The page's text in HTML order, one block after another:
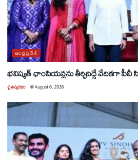
ఆంధ్రప్రదేశ్
భవిష్యత్ ఛాంపియన్లను తీర్చిదిద్దే వేదికగా పీవీ
చైతన్యరధం @August 6, 2026